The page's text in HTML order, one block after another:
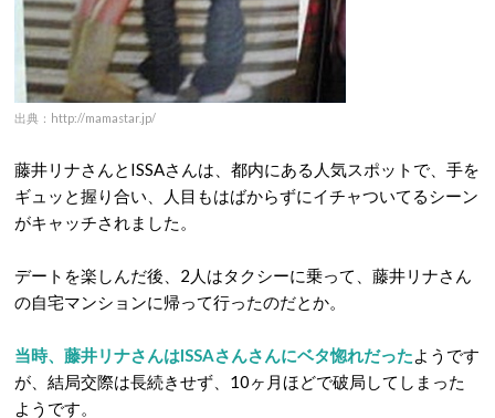
出典：http://mamastar.jp/
藤井リナさんとISSAさんは、都内にある人気スポットで、手を
ギュッと握り合い、人目もはばからずにイチャついてるシーン
がキャッチされました。
デートを楽しんだ後、2人はタクシーに乗って、藤井リナさん
の自宅マンションに帰って行ったのだとか。
当時、藤井リナさんはISSAさんさんにベタ惚れだったようです
が、結局交際は長続きせず、10ヶ月ほどで破局してしまった
ようです。